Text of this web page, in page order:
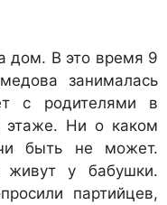
дом. В это время 9
а занималась
с родителями в
этаже. Ни о каком
быть не может.
живут у бабушки.
партийцев,